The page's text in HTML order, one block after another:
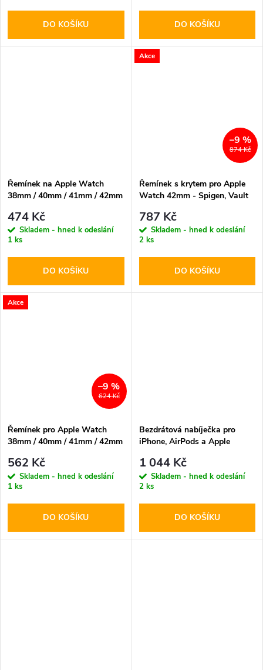
DO KOŠÍKU DO KOŠÍKU
Řemínek na Apple Watch
38mm / 40mm / 41mm / 42mm
474 Kč
Skladem - hned k odeslání
1 ks
DO KOŠÍKU
Akce
874 Kč
–9 %
Řemínek s krytem pro Apple
Watch 42mm - Spigen, Vault
787 Kč
Skladem - hned k odeslání
2 ks
DO KOŠÍKU
Akce
624 Kč
–9 %
Řemínek pro Apple Watch
38mm / 40mm / 41mm / 42mm
NFT Pink
562 Kč
Skladem - hned k odeslání
1 ks
DO KOŠÍKU
Bezdrátová nabíječka pro
iPhone, AirPods a Apple
A43 MagSafe Black
1 044 Kč
Skladem - hned k odeslání
2 ks
DO KOŠÍKU